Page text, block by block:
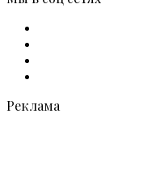
Реклама